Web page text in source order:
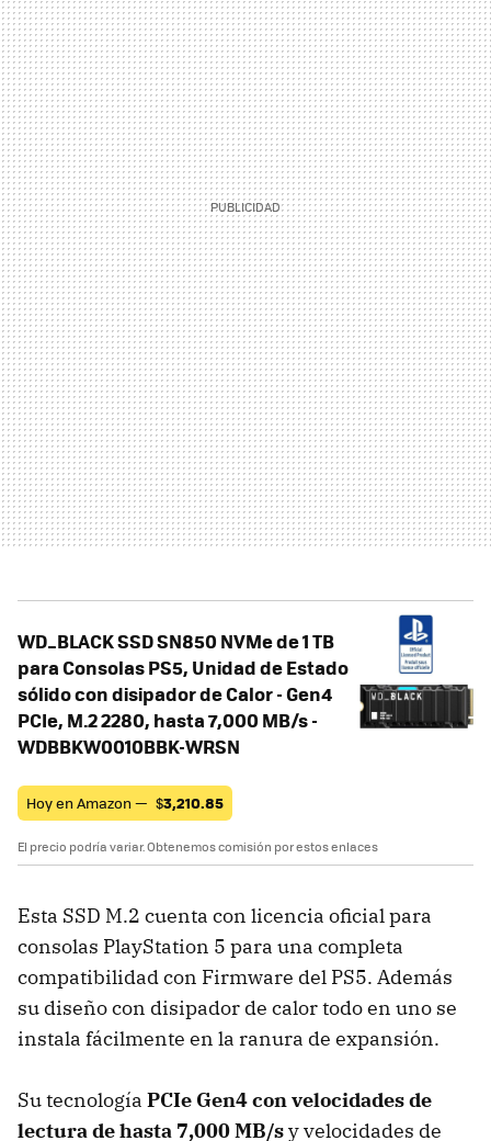
WD_BLACK SSD SN850 NVMe de 1 TB
para Consolas PS5, Unidad de Estado
sólido con disipador de Calor - Gen4
PCIe, M.2 2280, hasta 7,000 MB/s -
WDBBKW0010BBK-WRSN
Hoy en Amazon — $3,210.85
El precio podría variar. Obtenemos comisión por estos enlaces
Esta SSD M.2 cuenta con licencia oficial para
consolas PlayStation 5 para una completa
compatibilidad con Firmware del PS5. Además
su diseño con disipador de calor todo en uno se
instala fácilmente en la ranura de expansión.
Su tecnología PCIe Gen4 con velocidades de
lectura de hasta 7,000 MB/sy velocidades de